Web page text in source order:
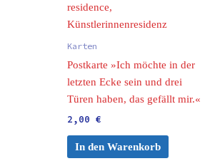
Karten
Postkarte »Ich möchte in der
letzten Ecke sein und drei
Türen haben, das gefällt mir.«
2,00 €
In den Warenkorb